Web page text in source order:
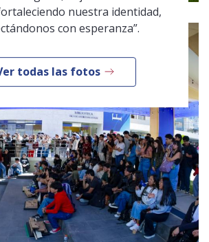
nuestra identidad,
con esperanza”.
todas las fotos